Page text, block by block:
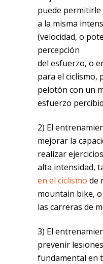
puede
a la misma
(velocidad, o
percepción
del esfuerzo, o
para el ciclismo,
pelotón con un
esfuerzo
2) El
mejorar la
realizar
alta intensidad,
en el ciclismo de
mountain bike,
las carreras de
3) El
prevenir
fundamental en